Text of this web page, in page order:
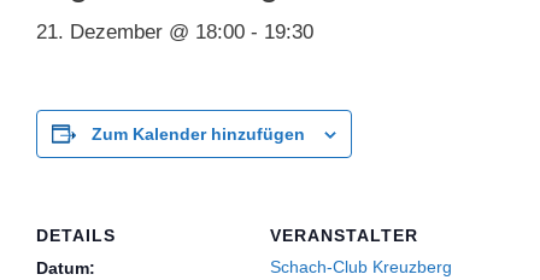
21. Dezember @ 18:00 - 19:30
Zum Kalender hinzufügen
DETAILS
Datum:
VERANSTALTER
Schach-Club Kreuzberg